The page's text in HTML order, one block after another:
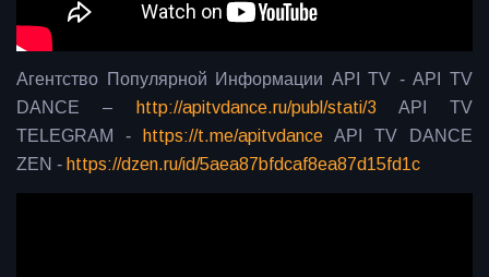
Агентство Популярной Информации API TV -API TV
DANCE –
http://apitvdance.ru/publ/stati/3API TV
TELEGRAM -
https://t.me/apitvdance API TV DANCE
ZEN - https://dzen.ru/id/5aea87bfdcaf8ea87d15fd1c